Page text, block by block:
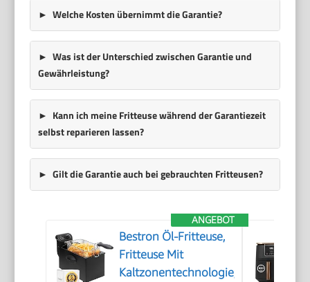
Welche Kosten übernimmt die Garantie?
Was ist der Unterschied zwischen Garantie und
Gewährleistung?
Kann ich meine Fritteuse während der Garantiezeit
selbst reparieren lassen?
Gilt die Garantie auch bei gebrauchten Fritteusen?
ANGEBOT
Bestron Öl-Fritteuse,
Fritteuse Mit
Kaltzonentechnologie,